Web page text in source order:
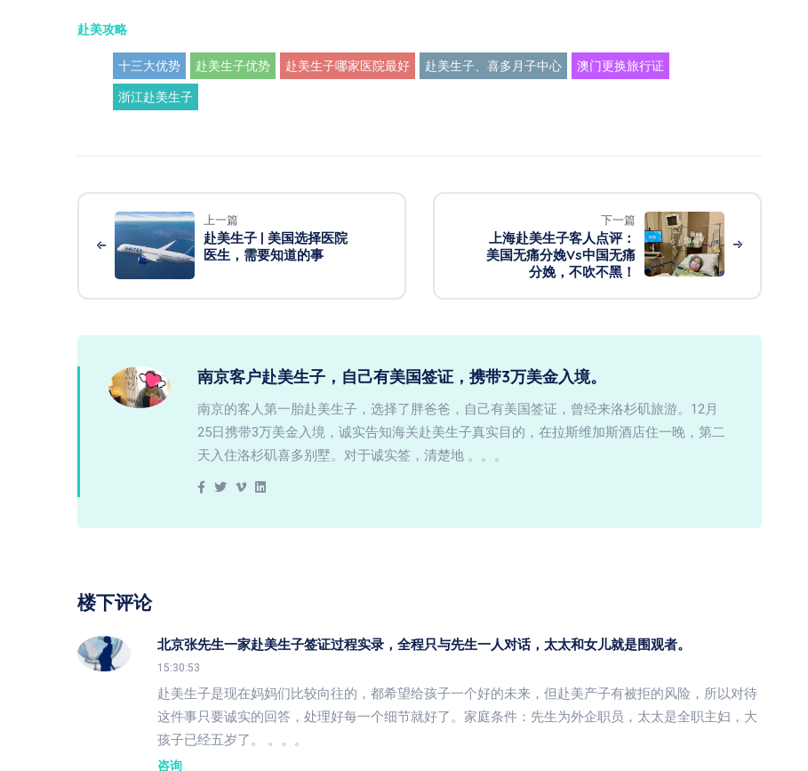
赴美攻略
十三大优势 赴美生子优势 赴美生子哪家医院最好 赴美生子、喜多月子中心 澳门更换旅行证
浙江赴美生子
上一篇
赴美生子 | 美国选择医院
医生，需要知道的事
下一篇
上海赴美生子客人点评：
美国无痛分娩vs中国无痛
分娩，不吹不黑！
南京客户赴美生子，自己有美国签证，携带3万美金入境。
南京的客人第一胎赴美生子，选择了胖爸爸，自己有美国签证，曾经来洛杉矶旅游。12月
25日携带3万美金入境，诚实告知海关赴美生子真实目的，在拉斯维加斯酒店住一晚，第二
天入住洛杉矶喜多别墅。对于诚实签，清楚地 。。。
楼下评论
北京张先生一家赴美生子签证过程实录，全程只与先生一人对话，太太和女儿就是围观者。
15:30:53
赴美生子是现在妈妈们比较向往的，都希望给孩子一个好的未来，但赴美产子有被拒的风险，所以对待
这件事只要诚实的回答，处理好每一个细节就好了。家庭条件：先生为外企职员，太太是全职主妇，大
孩子已经五岁了。 。。。
咨询